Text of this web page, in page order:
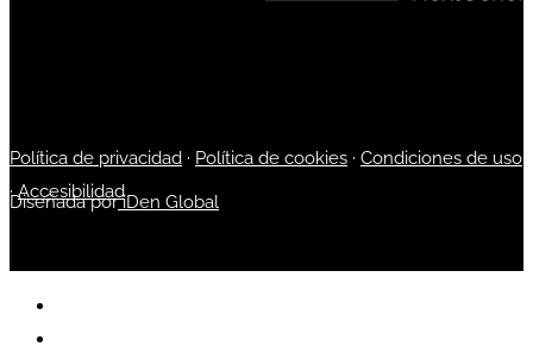
Política de privacidad · Política de cookies · Condiciones de uso
·Accesibilidad
Diseñada poriDen Global